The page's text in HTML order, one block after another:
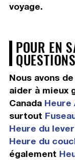
voyage.
POUR EN
Nous avons
aider à mieux
Canada Heure
surtout
Heure du
Heure du
également